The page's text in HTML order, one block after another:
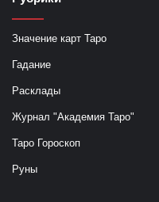
Значение карт Таро
Гадание
Расклады
Журнал "Академия Таро"
Таро Гороскоп
Руны